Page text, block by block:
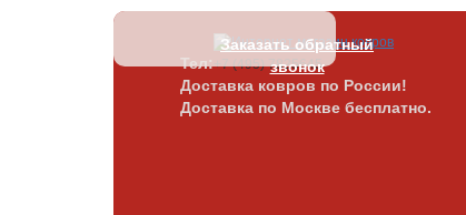
Заказать обратный
звонок
Тел:+7 (495) 7825645
Доставка ковров по России!
Доставка по Москве бесплатно.